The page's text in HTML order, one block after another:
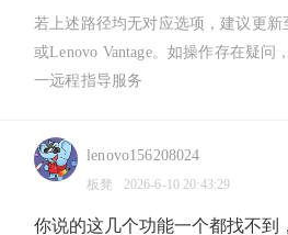
若上述路径均无对应选项，建议更新
或Lenovo Vantage。如操作存在疑问
一远程指导服务
lenovo156208024
板凳 2026-6-10 20:43:29
你说的这几个功能一个都找不到